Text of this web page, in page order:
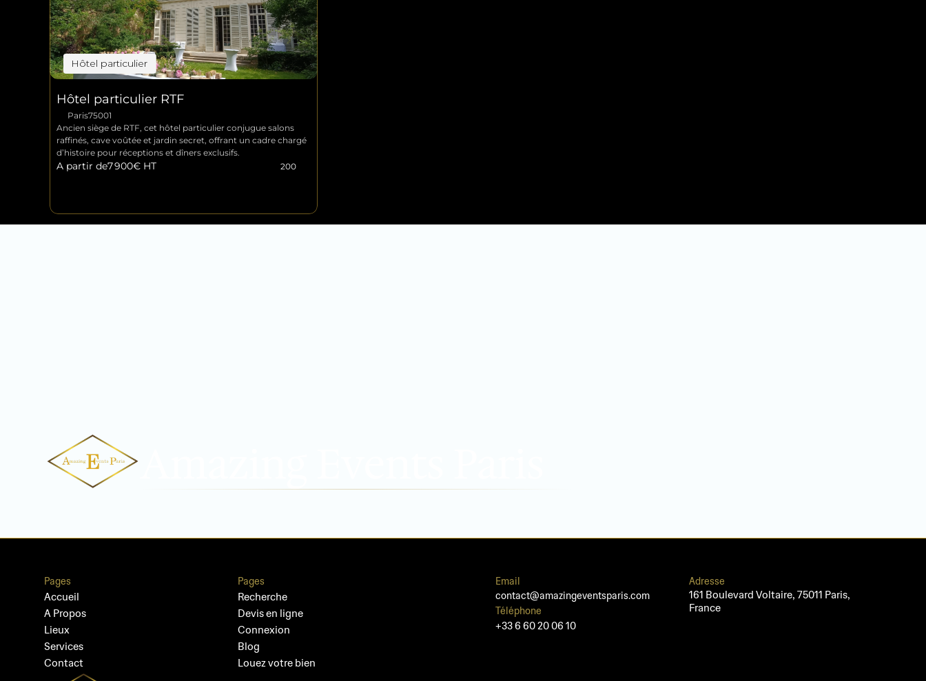
Hôtel particulier
Hôtel particulier RTF
Paris75001
Ancien siège de RTF, cet hôtel particulier conjugue salons
raffinés, cave voûtée et jardin secret, offrant un cadre chargé
d’histoire pour réceptions et dîners exclusifs.
A partir de7 900€ HT 200
Pages
Accueil
A Propos
Lieux
Services
Contact
Pages
Recherche
Devis en ligne
Connexion
Blog
Louez votre bien
Email
contact@amazingeventsparis.com
Téléphone
+33 6 60 20 06 10
Adresse
161 Boulevard Voltaire, 75011 Paris,
France